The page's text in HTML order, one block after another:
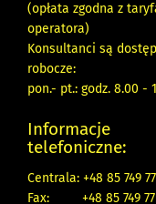
(opłata zgodna z
operatora)
Konsultanci są
robocze:
pon.- pt.: godz. 8.00 -
Informacje
telefoniczne:
Centrala: +48 85 749
Fax:
+48 85 749